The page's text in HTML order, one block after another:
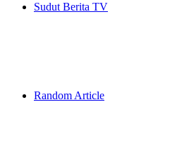
Sudut Berita TV
Random Article